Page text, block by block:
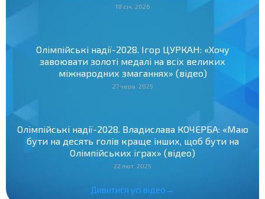
19 січ. 2026
Олімпійські надії-2028. Ігор ЦУРКАН: «Хочу
завоювати золоті медалі на всіх великих
міжнародних змаганнях» (відео)
27 черв. 2025
Олімпійські надії-2028. Владислава КОЧЕРБА: «Маю
бути на десять голів краще інших, щоб бути на
Олімпійських іграх» (відео)
22 лют. 2025
Дивитися усі відео→